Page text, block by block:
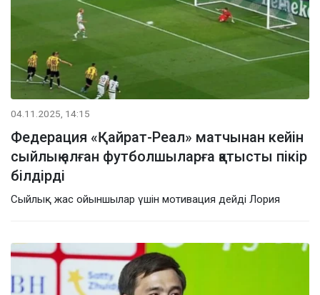
04.11.2025, 14:15
Федерация «Қайрат-Реал» матчынан кейін
сыйлық алған футболшыларға қатысты пікір
білдірді
Сыйлық жас ойыншылар үшін мотивация дейді Лория